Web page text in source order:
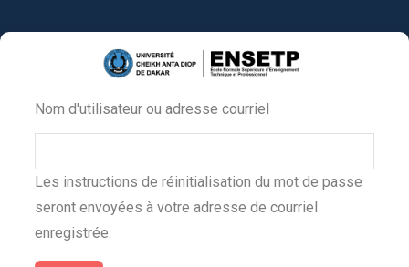
au
Primary
tabs
Nom d'utilisateur ou adresse courriel
Les instructions de réinitialisation du mot de passe
seront envoyées à votre adresse de courriel
enregistrée.